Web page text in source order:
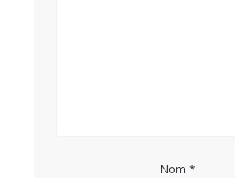
Nom *